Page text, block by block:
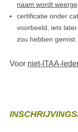
naam wordt
certificatie onder
voorbeeld, iets
zou hebben gemist.
Voor niet-ITAA-